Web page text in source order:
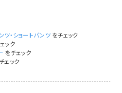
ツ・ショートパンツをチェック
ック
をチェック
ェック